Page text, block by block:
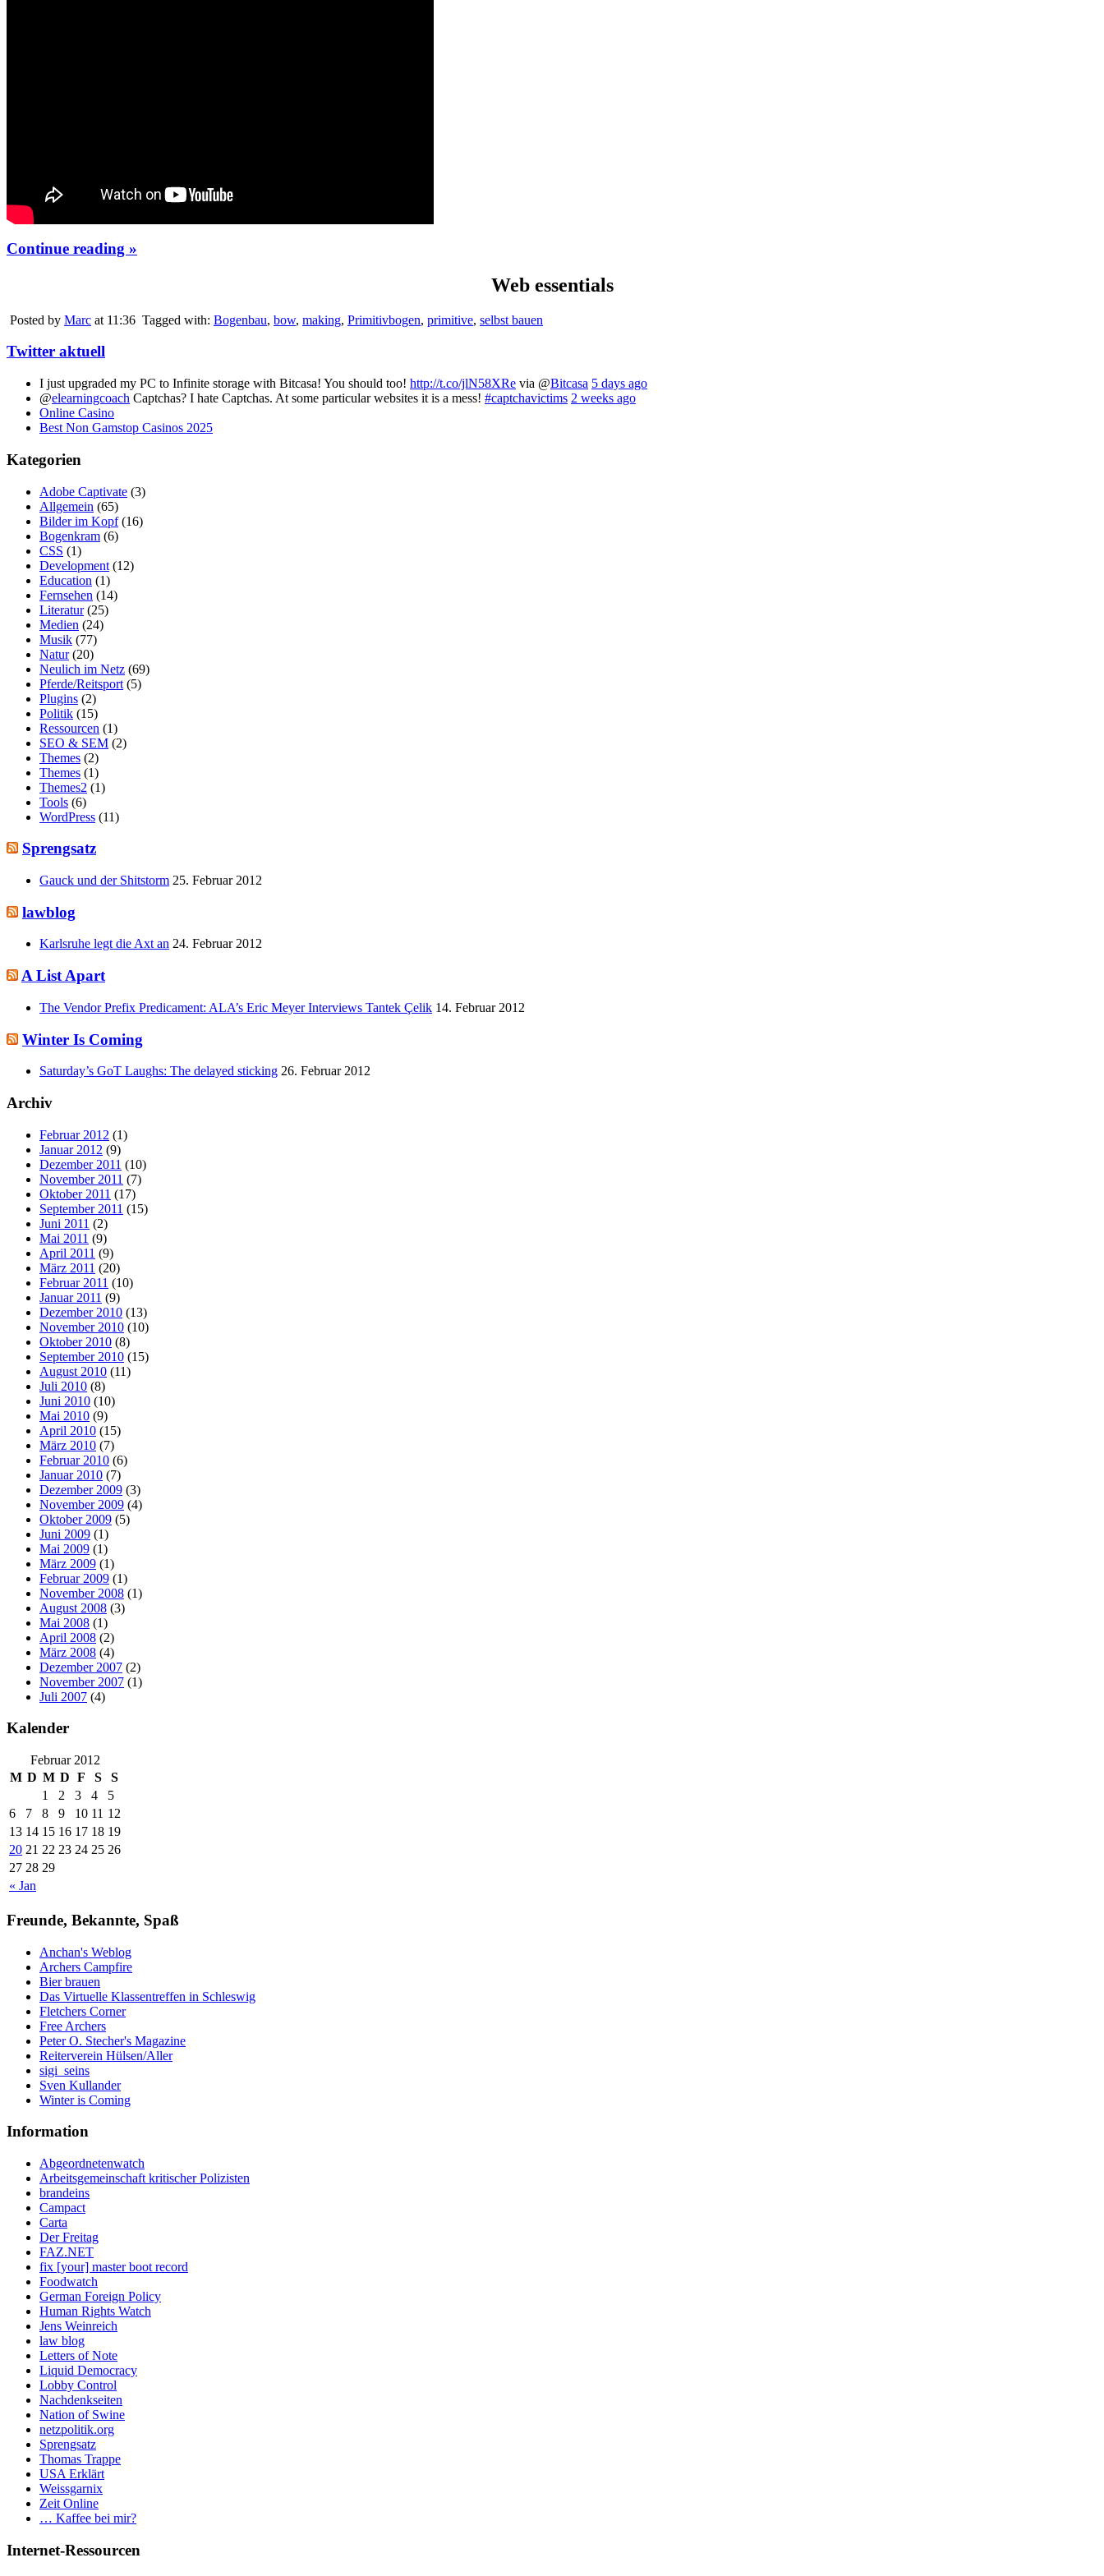
Continue reading »
Web essentials
Posted by Marc at 11:36 Tagged with: Bogenbau, bow, making, Primitivbogen, primitive, selbst bauen
Twitter aktuell
I just upgraded my PC to Infinite storage with Bitcasa! You should too! http://t.co/jlN58XRe via @Bitcasa 5 days ago
@elearningcoach Captchas? I hate Captchas. At some particular websites it is a mess! #captchavictims 2 weeks ago
Online Casino
Best Non Gamstop Casinos 2025
Kategorien
Adobe Captivate (3)
Allgemein (65)
Bilder im Kopf(16)
Bogenkram (6)
CSS (1)
Development (12)
Education (1)
Fernsehen (14)
Literatur(25)
Medien (24)
Musik (77)
Natur(20)
Neulich im Netz (69)
Pferde/Reitsport (5)
Plugins (2)
Politik (15)
Ressourcen (1)
SEO & SEM (2)
Themes (2)
Themes (1)
Themes2 (1)
Tools (6)
WordPress (11)
Sprengsatz
Gauck und der Shitstorm 25. Februar 2012
lawblog
Karlsruhe legt die Axt an 24. Februar 2012
A List Apart
The Vendor Prefix Predicament: ALA’s Eric Meyer Interviews Tantek Çelik 14. Februar 2012
Winter Is Coming
Saturday’s GoT Laughs: The delayed sticking 26. Februar 2012
Archiv
Februar 2012 (1)
Januar 2012 (9)
Dezember 2011 (10)
November 2011 (7)
Oktober 2011 (17)
September 2011 (15)
Juni 2011 (2)
Mai 2011 (9)
April 2011 (9)
März 2011 (20)
Februar 2011 (10)
Januar 2011 (9)
Dezember 2010 (13)
November 2010 (10)
Oktober 2010 (8)
September 2010 (15)
August 2010 (11)
Juli 2010 (8)
Juni 2010 (10)
Mai 2010 (9)
April 2010 (15)
März 2010 (7)
Februar 2010 (6)
Januar 2010 (7)
Dezember 2009 (3)
November 2009 (4)
Oktober 2009 (5)
Juni 2009 (1)
Mai 2009 (1)
März 2009 (1)
Februar 2009 (1)
November 2008 (1)
August 2008 (3)
Mai 2008 (1)
April 2008 (2)
März 2008 (4)
Dezember 2007 (2)
November 2007 (1)
Juli 2007 (4)
Kalender
Februar 2012
M D M D F S S
« Jan
1 2 3 4
5
6
7 8 9 10 11 12
13 14 15 16 17 18 19
20 21 22 23 24 25 26
27 28 29
Freunde, Bekannte, Spaß
Anchan's Weblog
Archers Campfire
Bier brauen
Das Virtuelle Klassentreffen in Schleswig
Fletchers Corner
Free Archers
Peter O. Stecher's Magazine
Reiterverein Hülsen/Aller
sigi_seins
Sven Kullander
Winter is Coming
Information
Abgeordnetenwatch
Arbeitsgemeinschaft kritischer Polizisten
brandeins
Campact
Carta
Der Freitag
FAZ.NET
fix [your] master boot record
Foodwatch
German Foreign Policy
Human Rights Watch
Jens Weinreich
law blog
Letters of Note
Liquid Democracy
Lobby Control
Nachdenkseiten
Nation of Swine
netzpolitik.org
Sprengsatz
Thomas Trappe
USA Erklärt
Weissgarnix
Zeit Online
… Kaffee bei mir?
Internet-Ressourcen